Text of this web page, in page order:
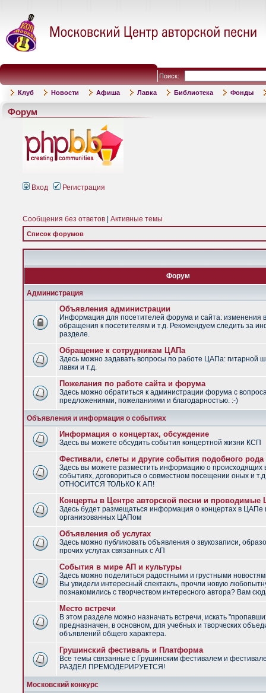
Поиск:
Клуб Новости Афиша Лавка Библиотека Фонды
Форум
Вход Регистрация
Сообщения без ответов Активные темы
Список форумов
Форум
Администрация
Объявления администрации
Информация для посетителей форума и сайта: изменения
обращения к посетителям и т.д. Рекомендуем следить за
разделе.
Обращение к сотрудникам ЦАПа
Здесь можно задавать вопросы по работе ЦАПа: гитарной
лавки и т.д.
Пожелания по работе сайта и форума
Здесь можно обратиться к администрации форума с
предложениями, пожеланиями и благодарностью. :-)
Объявления и информация о событиях
Информация о концертах, обсуждение
Здесь вы можете обсудить события концертной жизни КСП
Фестивали, слеты и другие события подобного рода
Здесь вы можете разместить информацию о
событиях, договориться о совместном посещении оных и
ОТНОСИТСЯ ТОЛЬКО К АП!
Концерты в Центре авторской песни и
Здесь будет размещаться информация о концертах в ЦАПе
организованных ЦАПом
Объявления об услугах
Здесь можно публиковать объявления о звукозаписи,
прочих услугах связанных с АП
События в мире АП и культуры
Здесь можно поделиться радостными и грустными
Вы увидели интересный спектакль, прочли новую
познакомились с творчеством интересного автора? Вам
Место встречи
В этом разделе можно назначать встречи, искать
предназначен, в основном, для учебных и творческих
объявлений общего характера.
Грушинский фестиваль и Платформа
Все темы связанные с Грушинским фестивалем и
РАЗДЕЛ ПРЕМОДЕРИРУЕТСЯ!
Московский конкурс